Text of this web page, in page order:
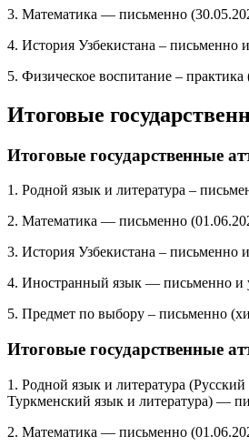
3. Математика — письменно
4. История Узбекистана – письменно
5. Физическое воспитание – практика
Итоговые
Итоговые государственные
1. Родной язык и литература –
2. Математика — письменно
3. История Узбекистана – письменно
4. Иностранный язык — письменно и
5. Предмет по выбору – письменно
Итоговые государственные
1. Родной язык и литература
Туркменский язык и литература) —
2. Математика — письменно